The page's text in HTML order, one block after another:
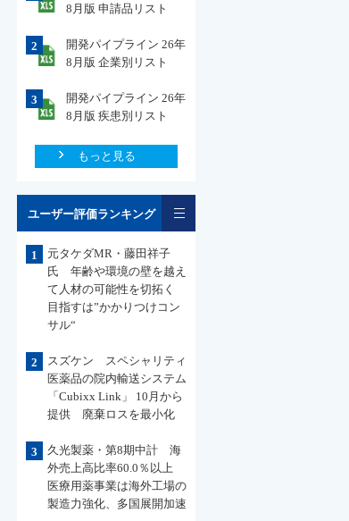
8月版 申請品リスト
2
開発パイプライン 26年
8月版 企業別リスト
3
開発パイプライン 26年
8月版 疾患別リスト
もっと見る
ユーザー評価ランキング
1
元タケダMR・藤田祥子
氏 年齢や環境の壁を越え
て人材の可能性を切拓く
目指すは”かかりつけコン
サル“
2
スズケン スペシャリティ
医薬品の院内輸送システム
「Cubixx Link」 10月から
提供 廃棄ロスを最小化
3
久光製薬・第8期中計 海
外売上高比率60.0％以上
医療用薬事業は海外工場の
製造力強化、多国展開加速